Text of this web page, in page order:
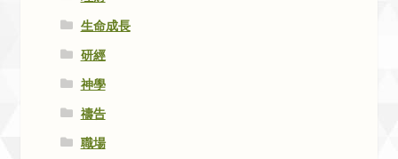
生命成長
研經
神學
禱告
職場